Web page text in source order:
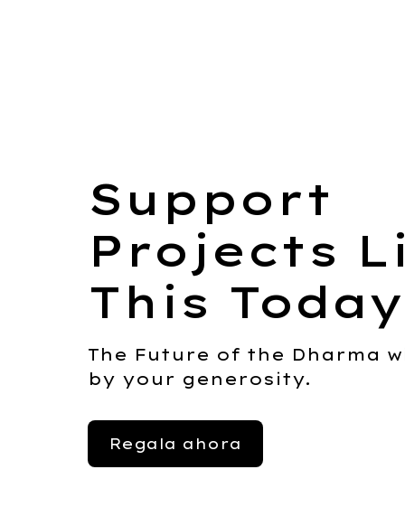
Support
Projects
This Today
The Future of the Dharma
by your generosity.
Regala ahora